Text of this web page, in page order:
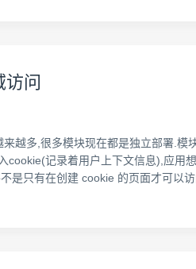
访问
越多,很多模块现在都是独立部署.
cookie(记录着用户上下文信息),应用
是只有在创建 cookie 的页面才可以